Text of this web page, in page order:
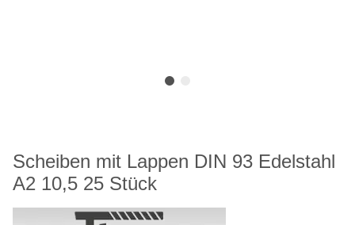
Scheiben mit Lappen DIN 93 Edelstahl
A2 10,5 25 Stück